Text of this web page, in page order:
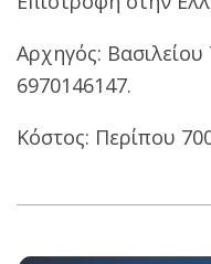
Αρχηγός:
6970146147.
Κόστος: Περίπου
05-